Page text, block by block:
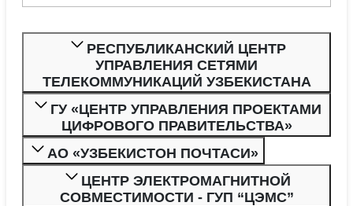
РЕСПУБЛИКАНСКИЙ ЦЕНТР
УПРАВЛЕНИЯ СЕТЯМИ
ТЕЛЕКОММУНИКАЦИЙ УЗБЕКИСТАНА
ГУ «ЦЕНТР УПРАВЛЕНИЯ ПРОЕКТАМИ
ЦИФРОВОГО ПРАВИТЕЛЬСТВА»
АО «УЗБЕКИСТОН ПОЧТАСИ»
ЦЕНТР ЭЛЕКТРОМАГНИТНОЙ
СОВМЕСТИМОСТИ - ГУП “ЦЭМС”